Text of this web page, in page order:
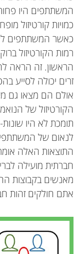
המשתתפים היו
כמויות קורטיזול
כאשר המשתתפים
רמות הקורטיזול
הראשון. זה הראה
זרים יכולה
אולם הם מצאו גם
הקורטיזול של
תומכת לא היו
לנאום של
התוצאות האלה
חברתית מועילה
מאנשים בקבוצות
אתם חולקים זהות